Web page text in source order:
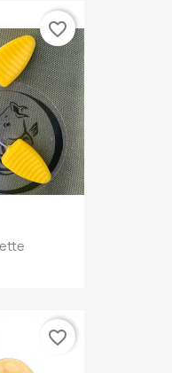
favorite_border
favorite_border